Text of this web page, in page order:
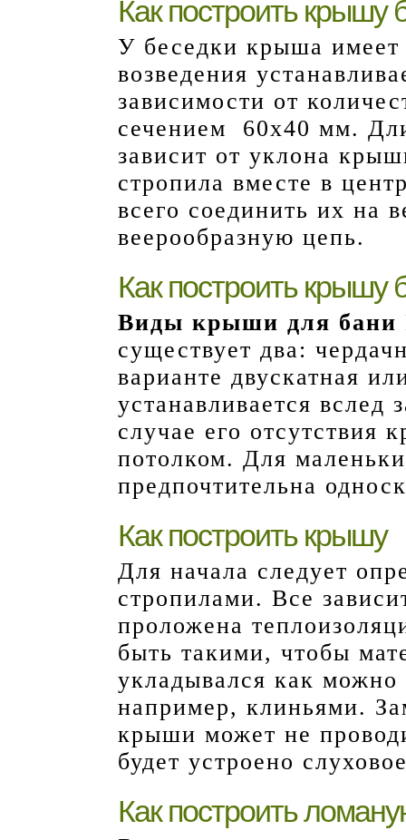
Как построить крышу
У беседки крыша
возведения
зависимости от
сечением 60х40 мм.
зависит от уклона
стропила вместе в
всего соединить их на
веерообразную цепь.
Как построить крышу
Виды крыши для бани
существует два:
варианте двускатная
устанавливается
случае его отсутствия
потолком. Для
предпочтительна
Как построить крышу
Для начала следует
стропилами. Все
проложена
быть такими, чтобы
укладывался как
например, клиньями.
крыши может не
будет устроено
Как построить